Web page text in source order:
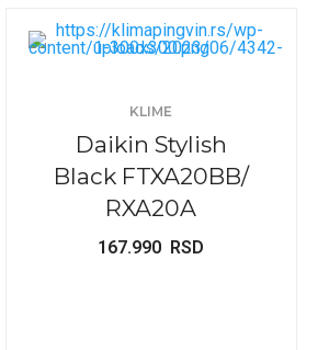
KLIME
Daikin Stylish
Black FTXA20BB/
RXA20A
167.990 RSD